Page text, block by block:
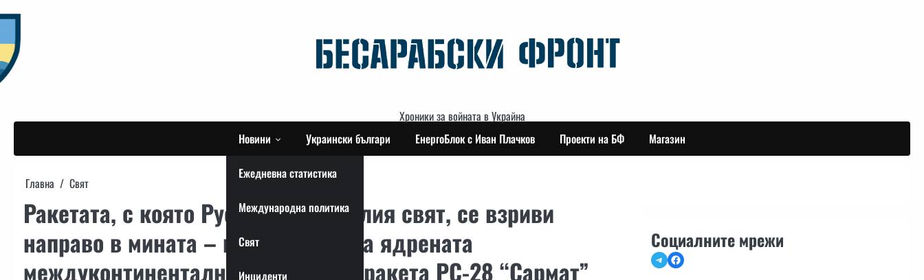
to
content
Хроники за войната в Украйна
Новини
Ежедневна статистика
Международна политика
Свят
Инциденти
Украински българи ЕнергоБлок с Иван Плачков Проекти на БФ Магазин
Главна Свят
Ракетата, с която Русия плаши целия свят, се взриви
направо в мината – изпитанието на ядрената
междуконтинентална балистична ракета РС-28 “Сармат”
Социалните мрежи
TelegramFacebook